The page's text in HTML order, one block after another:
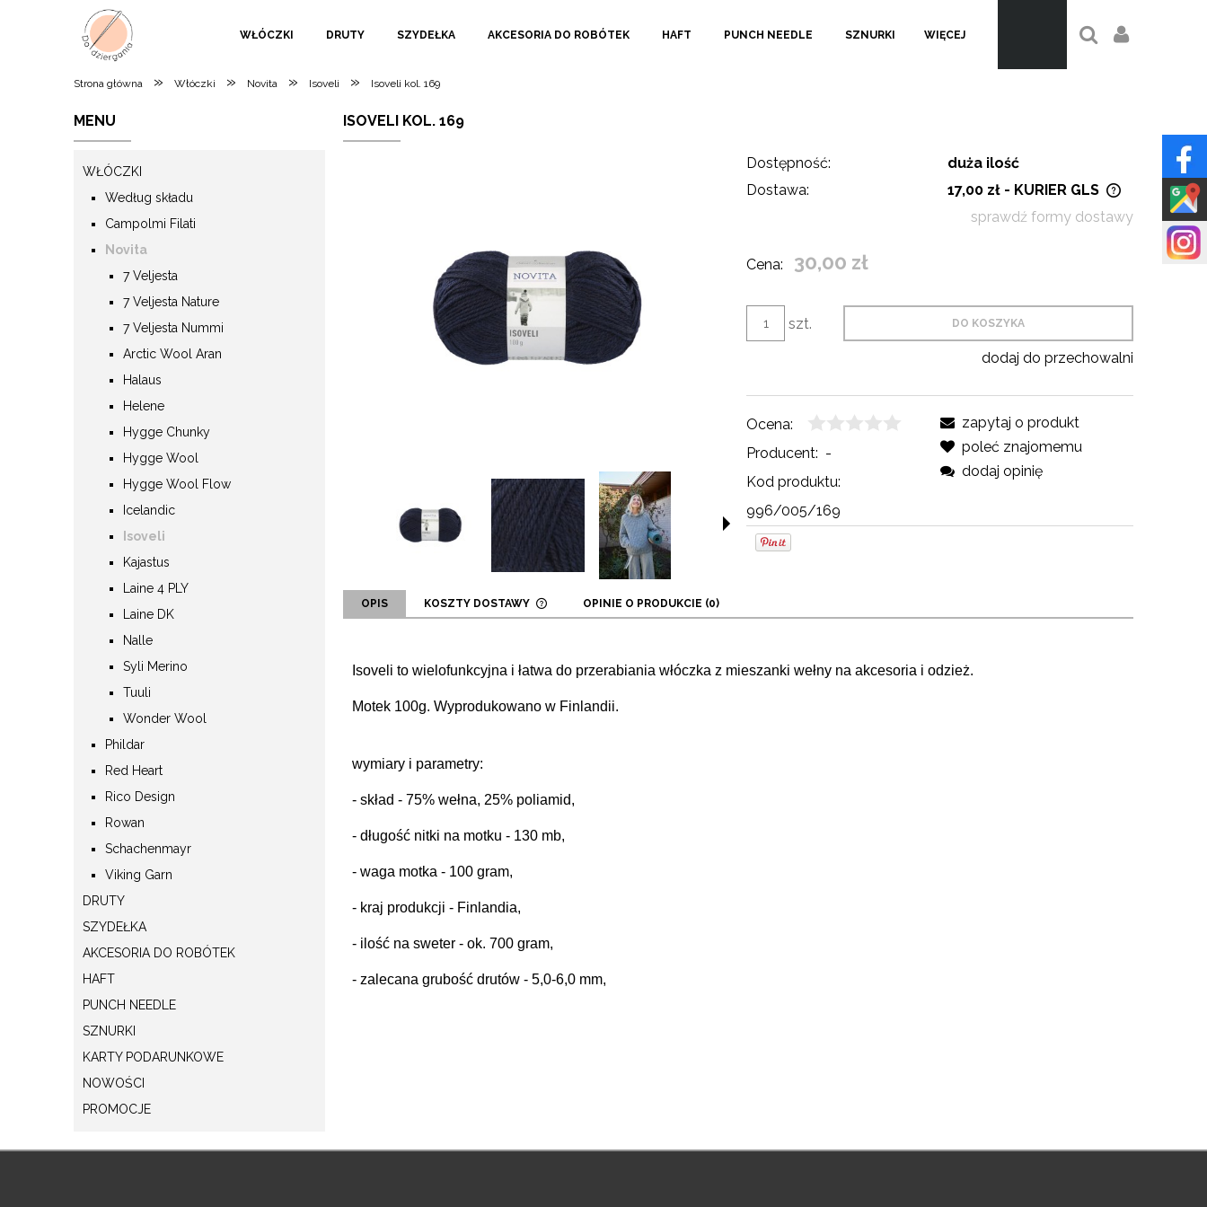
WŁÓCZKI DRUTY SZYDEŁKA AKCESORIA DO ROBÓTEK HAFT PUNCH NEEDLE SZNURKI WIĘCEJ
Strona główna » Włóczki » Novita » Isoveli » Isoveli kol. 169
MENU
WŁÓCZKI
Według składu
Campolmi Filati
Novita
7 Veljesta
7 Veljesta Nature
7 Veljesta Nummi
Arctic Wool Aran
Halaus
Helene
Hygge Chunky
Hygge Wool
Hygge Wool Flow
Icelandic
Isoveli
Kajastus
Laine 4 PLY
Laine DK
Nalle
Syli Merino
Tuuli
Wonder Wool
Phildar
Red Heart
Rico Design
Rowan
Schachenmayr
Viking Garn
DRUTY
SZYDEŁKA
AKCESORIA DO ROBÓTEK
HAFT
PUNCH NEEDLE
SZNURKI
KARTY PODARUNKOWE
NOWOŚCI
PROMOCJE
ISOVELI KOL. 169
Dostępność:
duża ilość
Dostawa:
17,00 zł - KURIER GLS
sprawdź formy dostawy
Cena: 30,00 zł
szt. DO KOSZYKA
dodaj do przechowalni
Ocena:
Producent: -
Kod produktu:
996/005/169
zapytaj o produkt
poleć znajomemu
dodaj opinię
OPIS KOSZTY DOSTAWY
KOSZTÓW PŁATNOŚCI
OPINIE O PRODUKCIE (0)
Isoveli to wielofunkcyjna i łatwa do przerabiania włóczka z mieszanki wełny na akcesoria i odzież.
Motek 100g. Wyprodukowano w Finlandii.
wymiary i parametry:
- skład - 75% wełna, 25% poliamid,
- długość nitki na motku - 130 mb,
- waga motka - 100 gram,
- kraj produkcji - Finlandia,
- ilość na sweter - ok. 700 gram,
- zalecana grubość drutów - 5,0-6,0 mm,